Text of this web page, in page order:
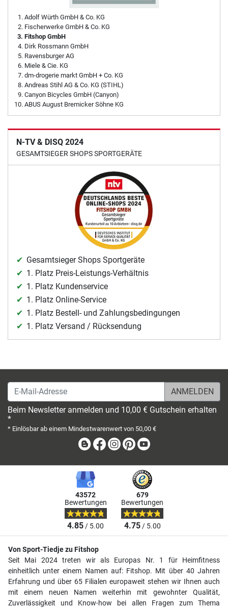
Adolf Würth GmbH & Co. KG
Fischerwerke GmbH & Co. KG
Fitshop GmbH
Dirk Rossmann GmbH
Ravensburger AG
Miele & Cie. KG
dm-drogerie markt GmbH + Co. KG
Andreas Stihl AG & Co. KG (STIHL)
Canyon Bicycles GmbH (Canyon)
ABUS August Bremicker Söhne KG
N-TV & DISQ 2024
GESAMTSIEGER SHOPS SPORTGERÄTE
Gesamtsieger Shops Sportgeräte
1. Platz Preis-Leistungs-Verhältnis
1. Platz Kundenservice
1. Platz Online-Service
1. Platz Bestell- und Zahlungsbedingungen
1. Platz Versand / Rücksendung
E-Mail-Adresse
Beim Newsletter anmelden und 10,00 € Gutschein erhalten
*
* Einlösbar ab einem Mindestwarenwert von 50,00 €
BlogFacebook
Instagram
Pinterest
43572
Bewertungen
4.85/ 5.00
679
Bewertungen
4.75/ 5.00
Von Sport-Tiedje zu Fitshop
Seit Mai 2024 treten wir als Europas Nr. 1 für Heimfitness
einheitlich unter einem Namen auf: Fitshop. Mit über 40 Jahren
Erfahrung und über 65 Filialen europaweit stehen wir Ihnen auch
mit einem neuen Namen weiterhin mit gewohnter Qualität,
Zuverlässigkeit und Know-how bei allen Fragen zum Thema